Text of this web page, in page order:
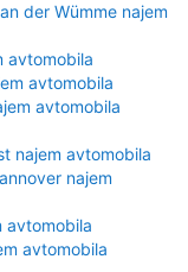
der Wümme najem
avtomobila
avtomobila
avtomobila
najem avtomobila
najem
avtomobila
avtomobila